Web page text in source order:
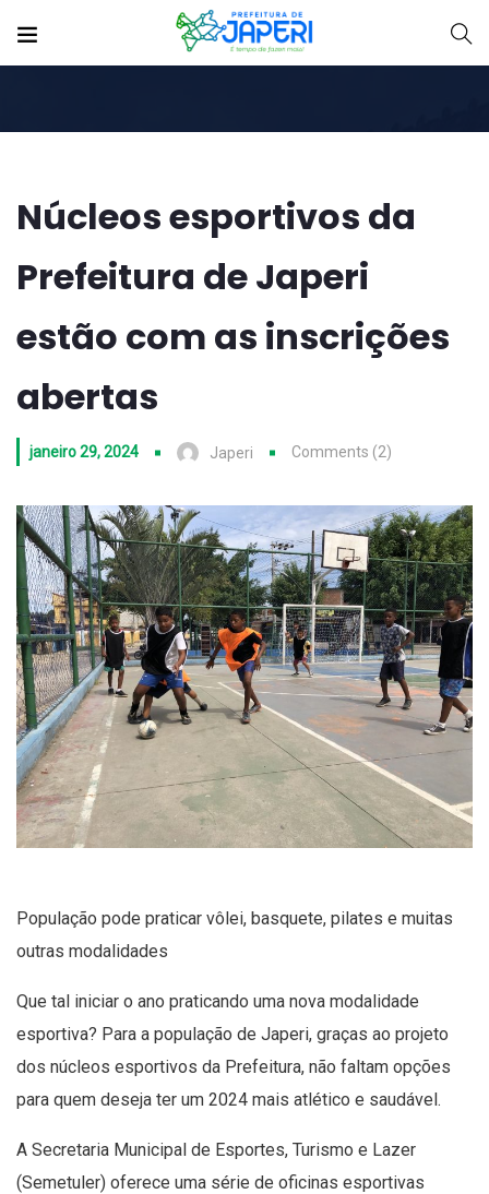
Núcleos esportivos da
Prefeitura de Japeri
estão com as inscrições
abertas
janeiro 29, 2024 Japeri Comments (2)
População pode praticar vôlei, basquete, pilates e muitas
outras modalidades
Que tal iniciar o ano praticando uma nova modalidade
esportiva? Para a população de Japeri, graças ao projeto
dos núcleos esportivos da Prefeitura, não faltam opções
para quem deseja ter um 2024 mais atlético e saudável.
A Secretaria Municipal de Esportes, Turismo e Lazer
(Semetuler) oferece uma série de oficinas esportivas